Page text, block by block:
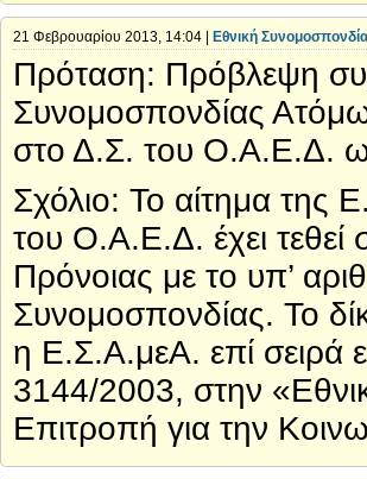
21 Φεβρουαρίου 2013, 14:04 | Εθνική
Πρόταση: Πρόβλεψη
Συνομοσπονδίας
στο Δ.Σ. του Ο.Α.Ε.Δ.
Σχόλιο: Το αίτημα της
του Ο.Α.Ε.Δ. έχει
Πρόνοιας με το υπ’
Συνομοσπονδίας. Το
η Ε.Σ.Α.μεΑ. επί σειρά
3144/2003, στην
Επιτροπή για την